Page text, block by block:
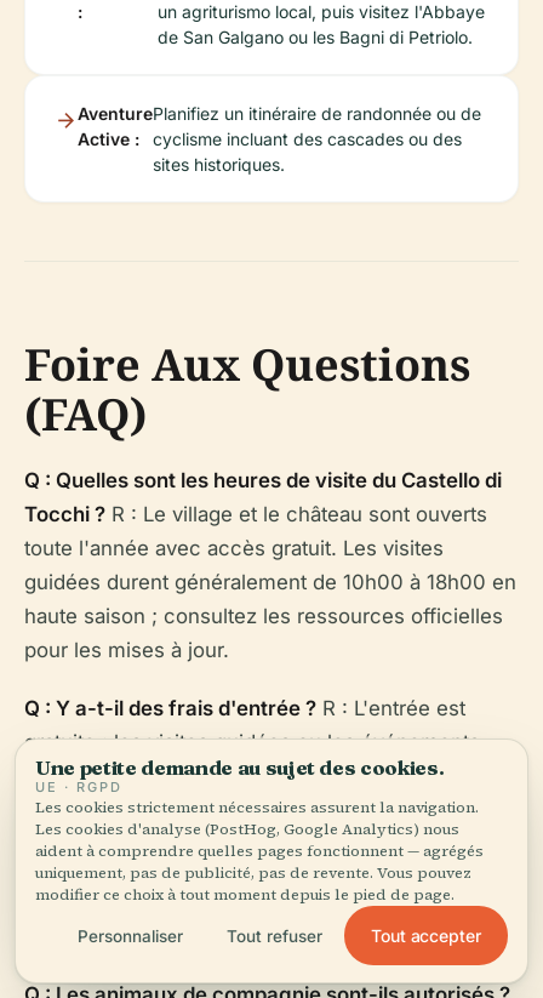
:
un agriturismo local, puis visitez l'Abbaye
de San Galgano ou les Bagni di Petriolo.
Aventure
Active :
Planifiez un itinéraire de randonnée ou de
cyclisme incluant des cascades ou des
sites historiques.
Foire Aux Questions
(FAQ)
Q : Quelles sont les heures de visite du Castello di
Tocchi ? R : Le village et le château sont ouverts
toute l'année avec accès gratuit. Les visites
guidées durent généralement de 10h00 à 18h00 en
haute saison ; consultez les ressources officielles
pour les mises à jour.
Q : Y a-t-il des frais d'entrée ? R : L'entrée est
gratuite ; les visites guidées ou les événements
peuvent nécessiter un billet.
Q : Comment se rendre au Castello di Tocchi ?
L'accès se fait en voiture par les routes locales
depuis Monticiano ; les transports publics sont
limités.
Une petite demande au sujet des cookies.
UE · RGPD
Les cookies strictement nécessaires assurent la navigation.
Les cookies d'analyse (PostHog, Google Analytics) nous
aident à comprendre quelles pages fonctionnent — agrégés
uniquement, pas de publicité, pas de revente. Vous pouvez
modifier ce choix à tout moment depuis le pied de page.
Personnaliser Tout refuser Tout accepter